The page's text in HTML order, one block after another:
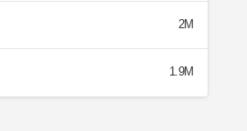
2M
1.9M